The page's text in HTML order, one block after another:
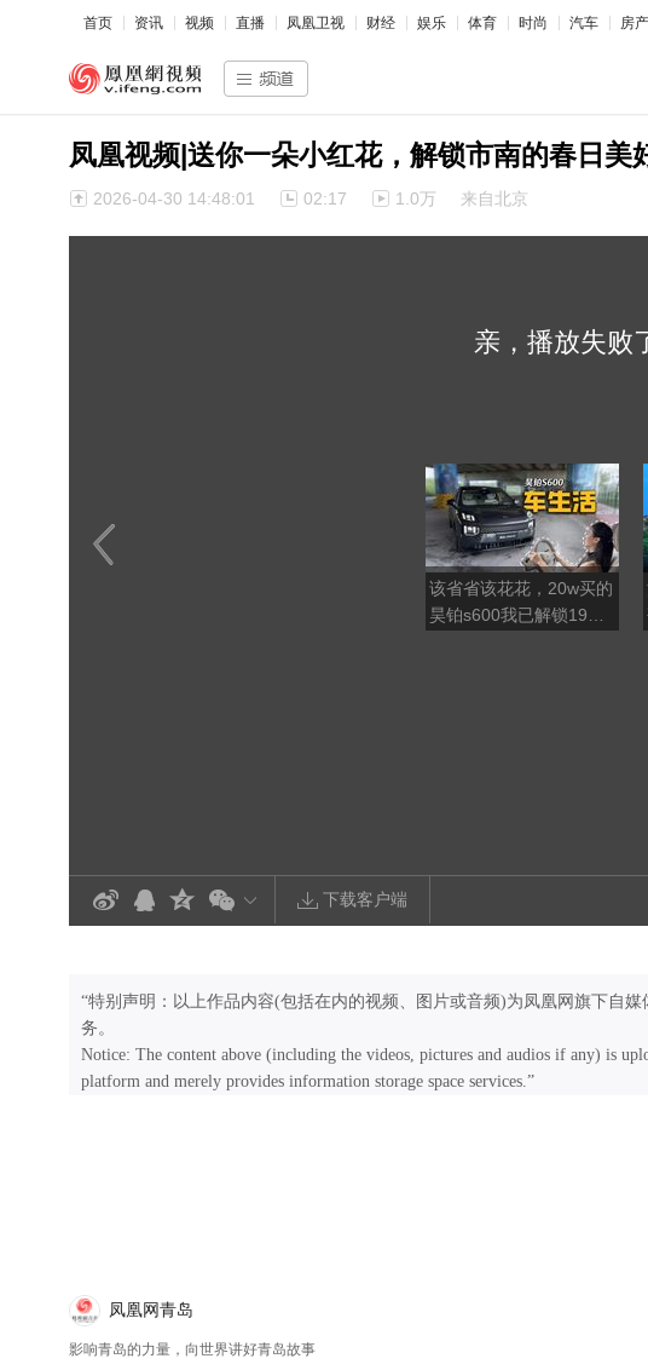
首页 资讯 视频 直播 凤凰卫视 财经 娱乐 体育 时尚 汽车 房产
凤凰视频|送你一朵小红花，解锁市南的春日美
2026-04-30 14:48:01 02:17 1.0万 来自北京
亲，播放失败
该省省该花花，20w买的
昊铂s600我已解锁19w
下载客户端
“特别声明：以上作品内容(包括在内的视频、图片或音频)为凤凰网旗下自
务。
Notice: The content above (including the videos, pictures and audios if any) is
platform and merely provides information storage space services.”
凤凰网青岛
影响青岛的力量，向世界讲好青岛故事